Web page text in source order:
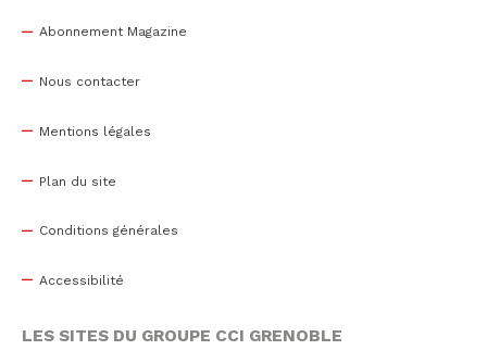
Abonnement Magazine
Nous contacter
Mentions légales
Plan du site
Conditions générales
Accessibilité
LES SITES DU GROUPE CCI GRENOBLE